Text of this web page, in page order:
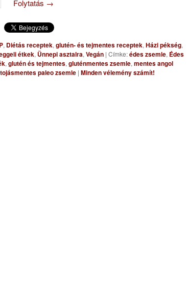
Folytatás →
, Diétás receptek, glutén- és tejmentes receptek, Házi pékség,
étkek, Ünnepi asztalra, Vegán | Címke:édes zsemle, Édes
, glutén és tejmentes, gluténmentes zsemle, mentes angol
tojásmentes paleo zsemle | Minden vélemény számít!